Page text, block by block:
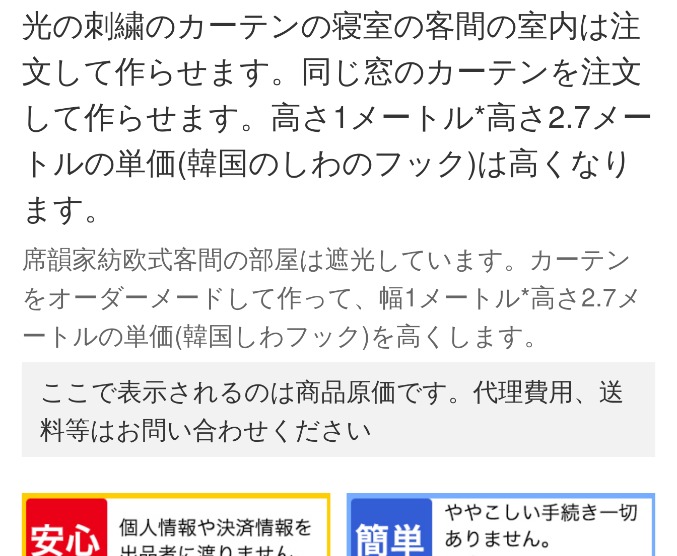
光の刺繍のカーテンの寝室の客間の室内は注
文して作らせます。同じ窓のカーテンを注文
して作らせます。高さ1メートル*高さ2.7メー
トルの単価(韓国のしわのフック)は高くなり
ます。
席韻家紡欧式客間の部屋は遮光しています。カーテン
をオーダーメードして作って、幅1メートル*高さ2.7メ
ートルの単価(韓国しわフック)を高くします。
ここで表示されるのは商品原価です。代理費用、送
料等はお問い合わせください